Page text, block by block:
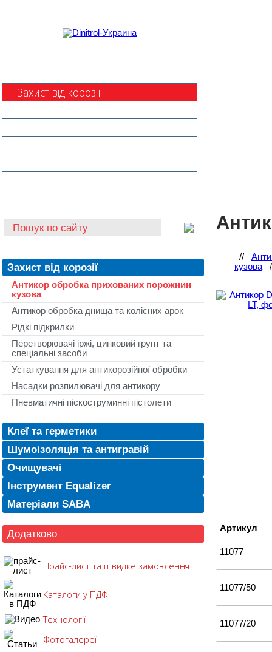
Захист від корозії
Захист від корозії
Антикор обробка прихованих порожнин
кузова
Антикор обробка днища та колісних арок
Рідкі підкрилки
Перетворювачі іржі, цинковий грунт та
спеціальні засоби
Устаткування для антикорозійної обробки
Насадки розпилювачі для антикору
Пневматичні піскоструминні пістолети
Клеї та герметики
Шумоізоляція та антигравій
Очищувачі
Інструмент Equalizer
Матеріали SABA
Додатково
Прайс-лист та швидке замовлення
Каталоги у ПДФ
Технології
Фотогалереї
//
кузова
Артикул
11077
11077/50
11077/20